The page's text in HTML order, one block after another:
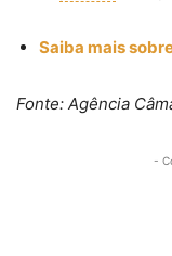
Saiba mais
Fonte: Agência
-